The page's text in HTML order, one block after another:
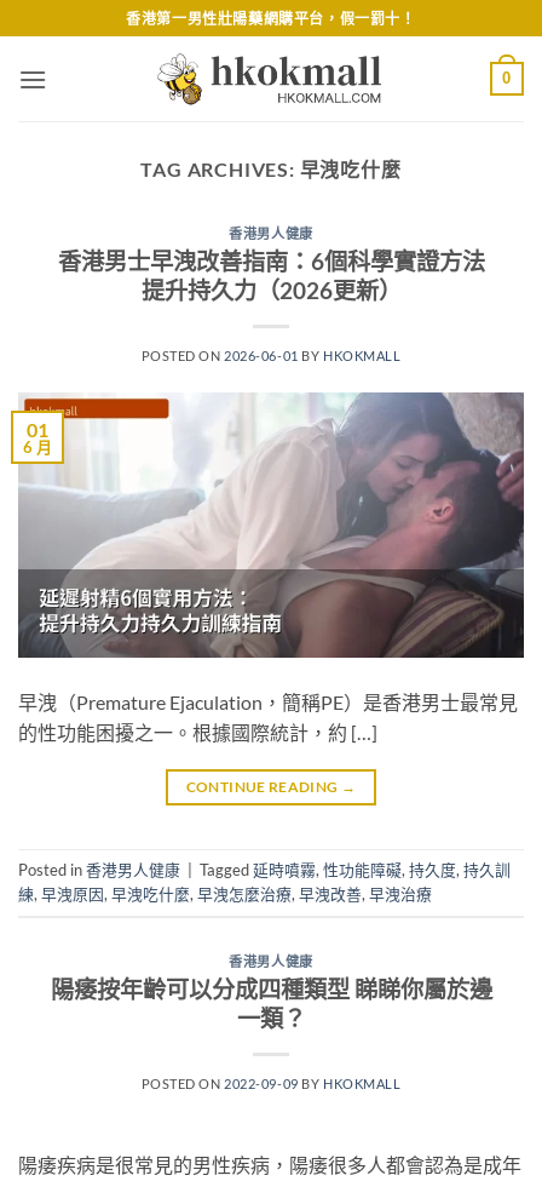
to
content
香港第一男性壯陽藥網購平台，假一罰十！
0
TAG ARCHIVES: 早洩吃什麼
香港男人健康
香港男士早洩改善指南：6個科學實證方法
提升持久力（2026更新）
POSTED ON 2026-06-01 BY HKOKMALL
01
6 月
早洩（Premature Ejaculation，簡稱PE）是香港男士最常見
的性功能困擾之一。根據國際統計，約 […]
CONTINUE READING →
Posted in香港男人健康 Tagged延時噴霧,性功能障礙,持久度,持久訓
練,早洩原因,早洩吃什麼,早洩怎麼治療,早洩改善,早洩治療
香港男人健康
陽痿按年齡可以分成四種類型 睇睇你屬於邊
一類？
POSTED ON 2022-09-09 BY HKOKMALL
陽痿疾病是很常見的男性疾病，陽痿很多人都會認為是成年